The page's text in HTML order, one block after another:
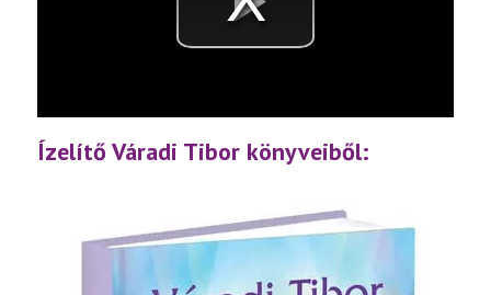
Videó
Ízelítő Váradi Tibor könyveiből: